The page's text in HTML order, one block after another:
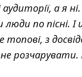
а я
по пісні.
з
розчарувати.